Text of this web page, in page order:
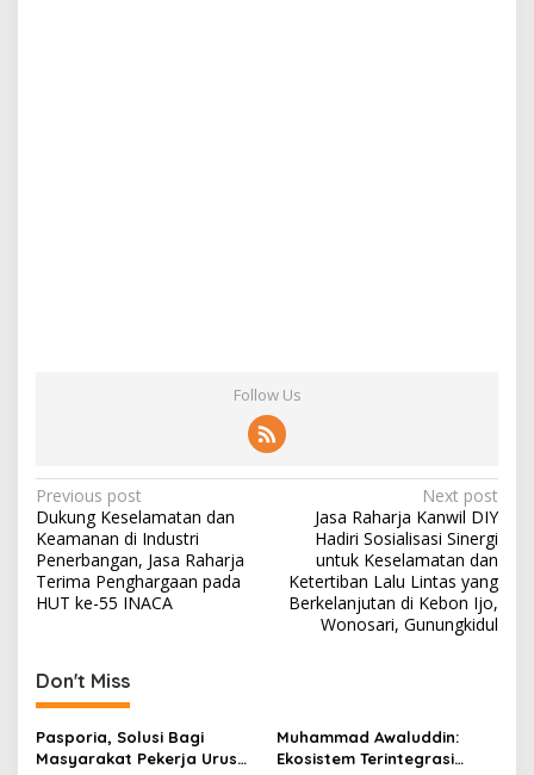
Follow Us
Post
navigation
Previous post
Dukung Keselamatan dan
Keamanan di Industri
Penerbangan, Jasa Raharja
Terima Penghargaan pada
HUT ke-55 INACA
Next post
Jasa Raharja Kanwil DIY
Hadiri Sosialisasi Sinergi
untuk Keselamatan dan
Ketertiban Lalu Lintas yang
Berkelanjutan di Kebon Ijo,
Wonosari, Gunungkidul
Don't Miss
Pasporia, Solusi Bagi
Masyarakat Pekerja Urus
Muhammad Awaluddin:
Ekosistem Terintegrasi